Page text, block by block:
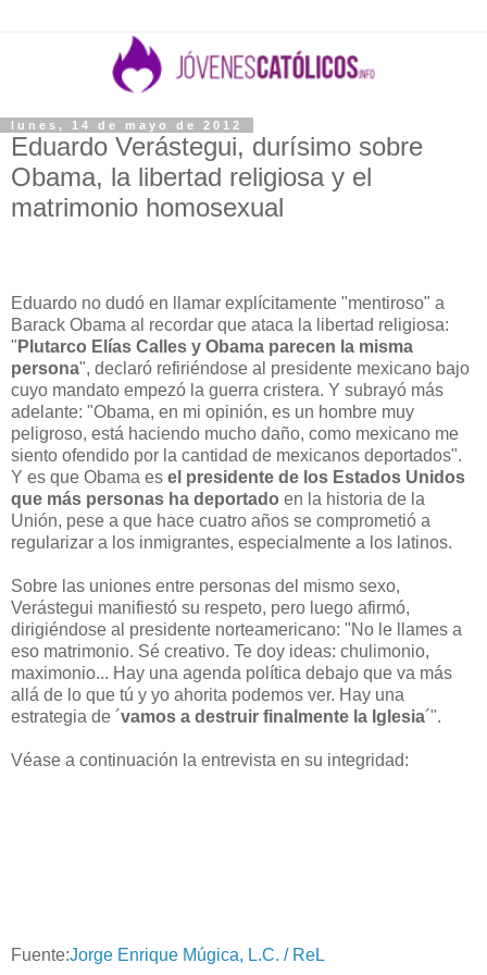
lunes, 14 de mayo de 2012
Eduardo Verástegui, durísimo sobre
Obama, la libertad religiosa y el
matrimonio homosexual
Eduardo no dudó en llamar explícitamente "mentiroso" a
Barack Obama al recordar que ataca la libertad religiosa:
" Plutarco Elías Calles y Obama parecen la misma
persona", declaró refiriéndose al presidente mexicano bajo
cuyo mandato empezó la guerra cristera. Y subrayó más
adelante: "Obama, en mi opinión, es un hombre muy
peligroso, está haciendo mucho daño, como mexicano me
siento ofendido por la cantidad de mexicanos deportados".
Y es que Obama es el presidente de los Estados Unidos
que más personas ha deportado en la historia de la
Unión, pese a que hace cuatro años se comprometió a
regularizar a los inmigrantes, especialmente a los latinos.
Sobre las uniones entre personas del mismo sexo,
Verástegui manifiestó su respeto, pero luego afirmó,
dirigiéndose al presidente norteamericano: "No le llames a
eso matrimonio. Sé creativo. Te doy ideas: chulimonio,
maximonio... Hay una agenda política debajo que va más
allá de lo que tú y yo ahorita podemos ver. Hay una
estrategia de ´vamos a destruir finalmente la Iglesia´".
Véase a continuación la entrevista en su integridad:
Fuente:Jorge Enrique Múgica, L.C. / ReL